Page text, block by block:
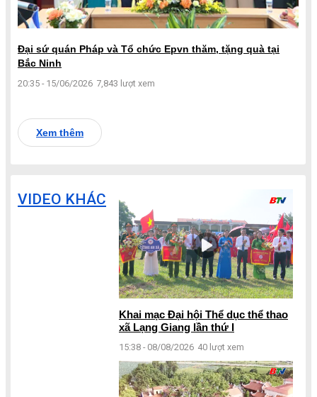
Đại sứ quán Pháp và Tổ chức Epvn thăm, tặng quà tại
Bắc Ninh
20:35 - 15/06/2026 7,843 lượt xem
Xem thêm
VIDEO KHÁC
Khai mạc Đại hội Thể dục thể thao
xã Lạng Giang lần thứ I
15:38 - 08/08/2026 40 lượt xem